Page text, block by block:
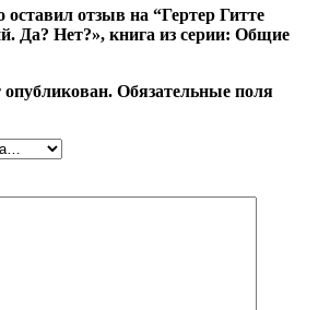
отзыв на “Гертер Гитте
Да? Нет?», книга из серии: Общие
опубликован. Обязательные поля